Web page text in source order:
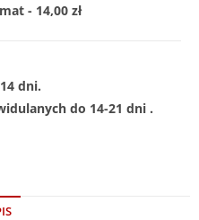
- 14,00 zł
dni.
do 14-21 dni .